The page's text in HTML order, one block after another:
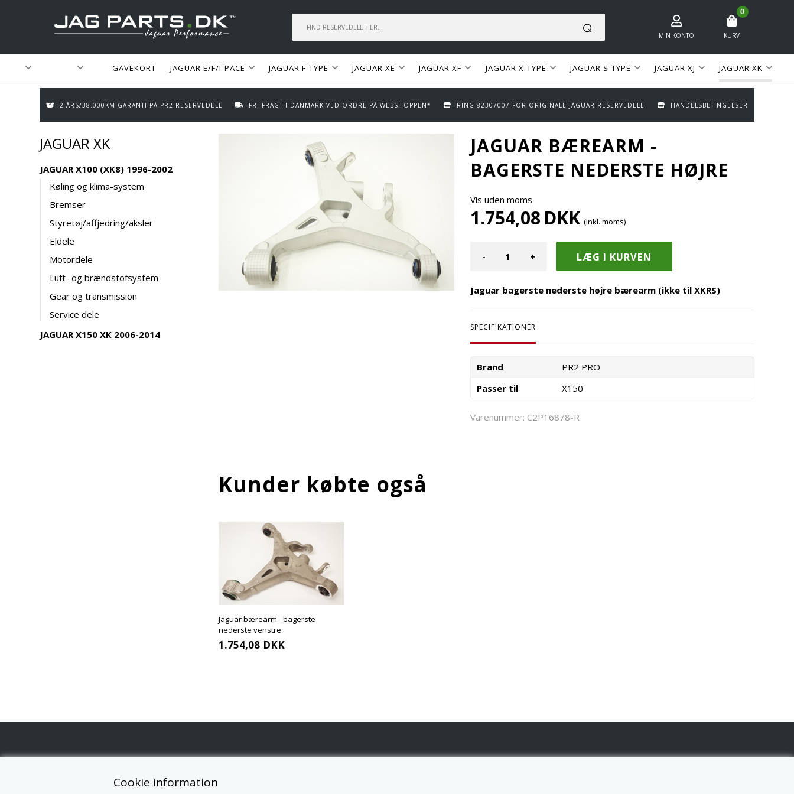
Cookie information
MIN KONTO
0
KURV
GAVEKORT JAGUAR E/F/I-PACE JAGUAR F-TYPE JAGUAR XE JAGUAR XF JAGUAR X-TYPE JAGUAR S-TYPE JAGUAR XJ JAGUAR XK
2 ÅRS/38.000KM GARANTI PÅ PR2 RESERVEDELE FRI FRAGT I DANMARK VED ORDRE PÅ WEBSHOPPEN* RING 82307007 FOR ORIGINALE JAGUAR RESERVEDELE HANDELSBETINGELSER
JAGUAR XK
JAGUAR X100 (XK8) 1996-2002
Køling og klima-system
Bremser
Styretøj/affjedring/aksler
Eldele
Motordele
Luft- og brændstofsystem
Gear og transmission
Service dele
JAGUAR X150 XK 2006-2014
JAGUAR BÆREARM -
BAGERSTE NEDERSTE HØJRE
Vis uden moms
1.754,08 DKK (inkl. moms)
- +
Jaguar bagerste nederste højre bærearm (ikke til XKRS)
SPECIFIKATIONER
Brand
PR2 PRO
Passer til
X150
Varenummer: C2P16878-R
Kunder købte også
Jaguar bærearm - bagerste
nederste venstre
1.754,08 DKK